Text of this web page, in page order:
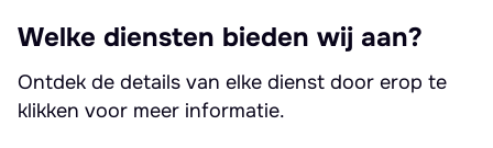
Welke diensten bieden wij aan?
Ontdek de details van elke dienst door erop te
klikken voor meer informatie.